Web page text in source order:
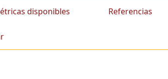
disponibles Referencias